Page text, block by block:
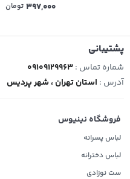
397,000 تومان
پشتیبانی
شماره تماس :09109129963
آدرس : استان تهران ، شهر پردیس
فروشگاه نینیوس
لباس پسرانه
لباس دخترانه
ست نوزادی